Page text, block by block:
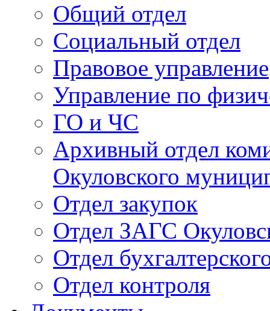
Общий отдел
Социальный отдел
Правовое управление
Управление по
ГО и ЧС
Архивный отдел
Окуловского
Отдел закупок
Отдел ЗАГС
Отдел
Отдел контроля